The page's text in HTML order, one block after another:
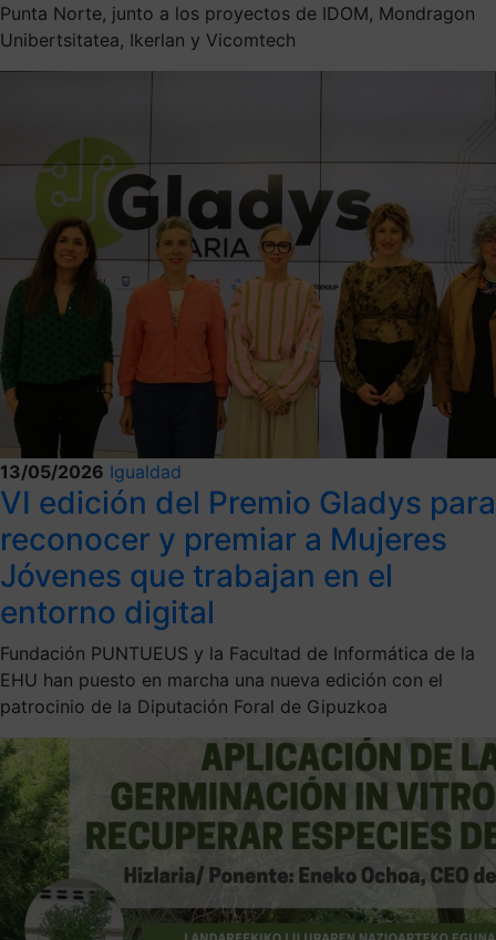
Punta Norte, junto a los proyectos de IDOM, Mondragon
Unibertsitatea, Ikerlan y Vicomtech
13/05/2026 Igualdad
VI edición del Premio Gladys para
reconocer y premiar a Mujeres
Jóvenes que trabajan en el
entorno digital
Fundación PUNTUEUS y la Facultad de Informática de la
EHU han puesto en marcha una nueva edición con el
patrocinio de la Diputación Foral de Gipuzkoa